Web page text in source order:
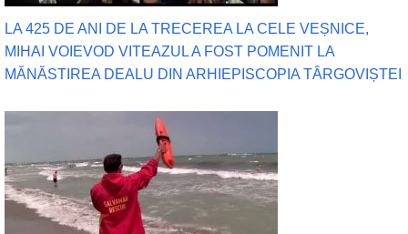
LA 425 DE ANI DE LA TRECEREA LA CELE VEȘNICE,
MIHAI VOIEVOD VITEAZUL A FOST POMENIT LA
MĂNĂSTIREA DEALU DIN ARHIEPISCOPIA TÂRGOVIȘTEI